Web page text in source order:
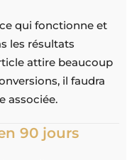
qui fonctionne et
les résultats
attire beaucoup
il faudra
associée.
90 jours